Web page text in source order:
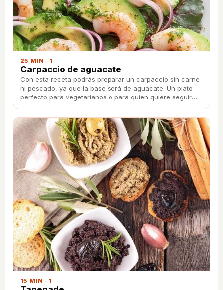
25 MIN · 1
Carpaccio de aguacate
Con esta receta podrás preparar un carpaccio sin carne
ni pescado, ya que la base será de aguacate. Un plato
perfecto para vegetarianos o para quien quiere seguir
15 MIN · 1